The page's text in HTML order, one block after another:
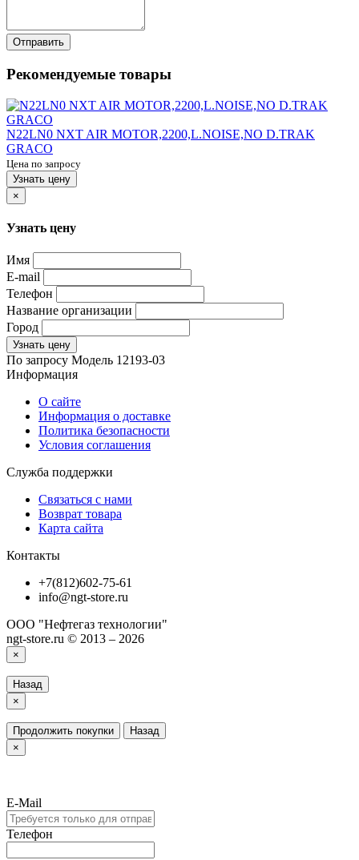
Отправить
Рекомендуемые товары
N22LN0 NXT AIR MOTOR,2200,L.NOISE,NO D.TRAK
GRACO
Цена по запросу
Узнать цену
×
Узнать цену
Имя
E-mail
Телефон
Название организации
Город
Узнать цену
По запросу Модель 12193-03
Информация
О сайте
Информация о доставке
Политика безопасности
Условия соглашения
Служба поддержки
Связаться с нами
Возврат товара
Карта сайта
Контакты
+7(812)602-75-61
info@ngt-store.ru
ООО "Нефтегаз технологии"
ngt-store.ru © 2013 – 2026
×
Назад
×
Продолжить покупки
Назад
×
E-Mail
Телефон